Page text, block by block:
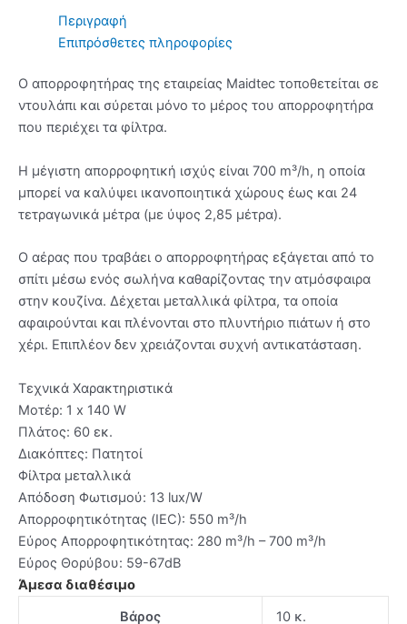
άτοκα)
Περιγραφή
Επιπρόσθετες πληροφορίες
Ο απορροφητήρας της εταιρείας Maidtec τοποθετείται σε
ντουλάπι και σύρεται μόνο το μέρος του απορροφητήρα
που περιέχει τα φίλτρα.
Η μέγιστη απορροφητική ισχύς είναι 700 m³/h, η οποία
μπορεί να καλύψει ικανοποιητικά χώρους έως και 24
τετραγωνικά μέτρα (με ύψος 2,85 μέτρα).
Ο αέρας που τραβάει ο απορροφητήρας εξάγεται από το
σπίτι μέσω ενός σωλήνα καθαρίζοντας την ατμόσφαιρα
στην κουζίνα. Δέχεται μεταλλικά φίλτρα, τα οποία
αφαιρούνται και πλένονται στο πλυντήριο πιάτων ή στο
χέρι. Επιπλέον δεν χρειάζονται συχνή αντικατάσταση.
Τεχνικά Χαρακτηριστικά
Μοτέρ: 1 x 140 W
Πλάτος: 60 εκ.
Διακόπτες: Πατητοί
Φίλτρα μεταλλικά
Απόδοση Φωτισμού: 13 lux/W
Απορροφητικότητας (IEC): 550 m³/h
Εύρος Απορροφητικότητας: 280 m³/h – 700 m³/h
Εύρος Θορύβου: 59-67dB
Άμεσα διαθέσιμο
Βάρος
10 κ.